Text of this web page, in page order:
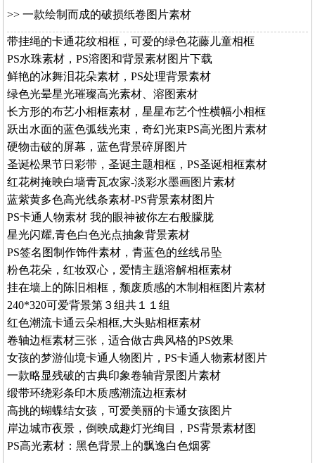
>> 一款绘制而成的破损纸卷图片素材
带挂绳的卡通花纹相框，可爱的绿色花藤儿童相框
PS水珠素材，PS溶图和背景素材图片下载
鲜艳的冰舞泪花朵素材，PS处理背景素材
绿色光晕星光璀璨高光素材、溶图素材
长方形的布艺小相框素材，星星布艺个性横幅小相框
跃出水面的蓝色弧线光束，奇幻光束PS高光图片素材
硬物击破的屏幕，蓝色背景碎屏图片
圣诞松果节日彩带，圣诞主题相框，PS圣诞相框素材
红花树掩映白墙青瓦农家-淡彩水墨画图片素材
蓝紫黄多色高光线条素材-PS背景素材图片
PS卡通人物素材 我的眼神被你左右般朦胧
星光闪耀,青色白色光点抽象背景素材
PS签名图制作饰件素材，青蓝色的丝线吊坠
粉色花朵，红妆双心，爱情主题溶解相框素材
挂在墙上的陈旧相框，颓废质感的木制相框图片素材
240*320可爱背景第３组共１１组
红色潮流卡通云朵相框,大头贴相框素材
卷轴边框素材三张，适合做古典风格的PS效果
女孩的梦游仙境卡通人物图片，PS卡通人物素材图片
一款略显残破的古典印象卷轴背景图片素材
缎带环绕彩条印木质感潮流边框素材
高挑的蝴蝶结女孩，可爱美丽的卡通女孩图片
岸边城市夜景，倒映成趣灯光绚目，PS背景素材图
PS高光素材：黑色背景上的飘逸白色烟雾